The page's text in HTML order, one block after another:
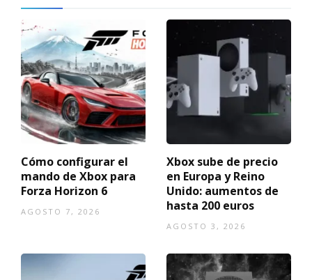
Cómo configurar el
mando de Xbox para
Forza Horizon 6
AGOSTO 7, 2026
Xbox sube de precio
en Europa y Reino
Unido: aumentos de
hasta 200 euros
AGOSTO 3, 2026